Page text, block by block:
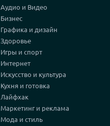
Аудио и Видео
Бизнес
Графика и дизайн
Здоровье
Игры и спорт
Интернет
Искусство и культура
Кухня и готовка
Лайфхак
Маркетинг и реклама
Мода и стиль